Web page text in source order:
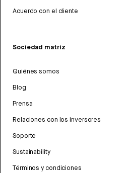
Acuerdo con el cliente
Sociedad matriz
Quiénes somos
Blog
Prensa
Relaciones con los inversores
Soporte
Sustainability
Términos y condiciones